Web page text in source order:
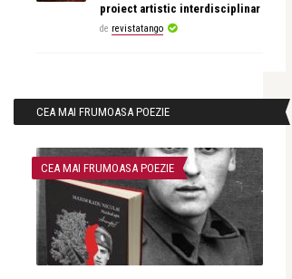
proiect artistic interdisciplinar
de revistatango
CEA MAI FRUMOASA POEZIE
CEA MAI FRUMOASA POEZIE